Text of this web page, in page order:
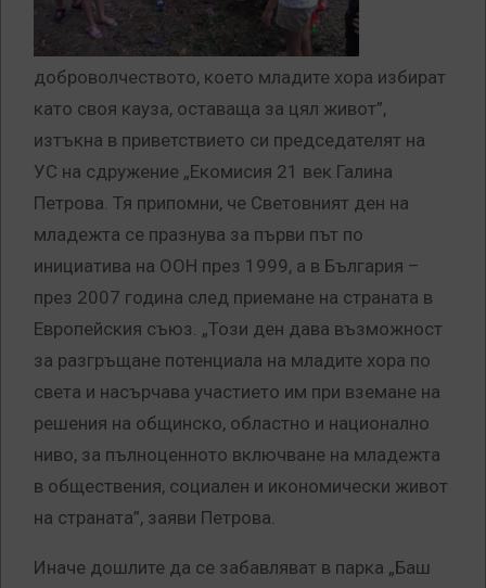
доброволчеството, което младите хора избират
като своя кауза, оставаща за цял живот”,
изтъкна в приветствието си председателят на
УС на сдружение „Екомисия 21 век Галина
Петрова. Тя припомни, че Световният ден на
младежта се празнува за първи път по
инициатива на ООН през 1999, а в България –
през 2007 година след приемане на страната в
Европейския съюз. „Този ден дава възможност
за разгръщане потенциала на младите хора по
света и насърчава участието им при вземане на
решения на общинско, областно и национално
ниво, за пълноценното включване на младежта
в обществения, социален и икономически живот
на страната”, заяви Петрова.
Иначе дошлите да се забавляват в парка „Баш